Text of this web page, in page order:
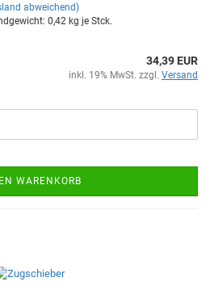
abweichend)
0,42 kg je Stck.
34,39 EUR
inkl. 19% MwSt. zzgl. Versand
WARENKORB